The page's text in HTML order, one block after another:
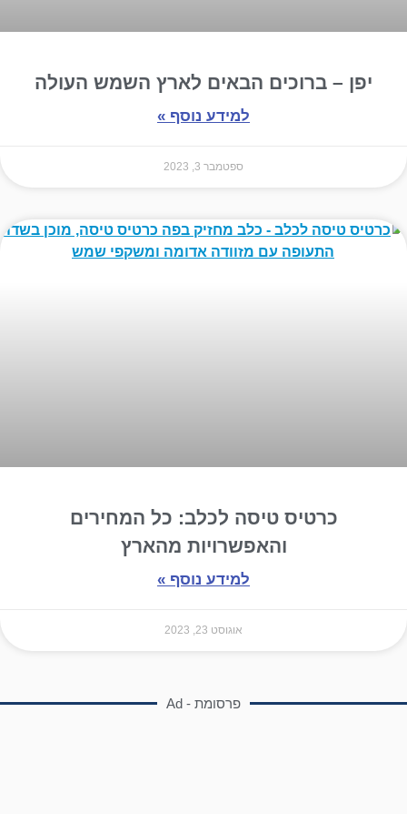
יפן – ברוכים הבאים לארץ השמש העולה
למידע נוסף »
ספטמבר 3, 2023
כרטיס טיסה לכלב: כל המחירים
והאפשרויות מהארץ
למידע נוסף »
אוגוסט 23, 2023
פרסומת - Ad